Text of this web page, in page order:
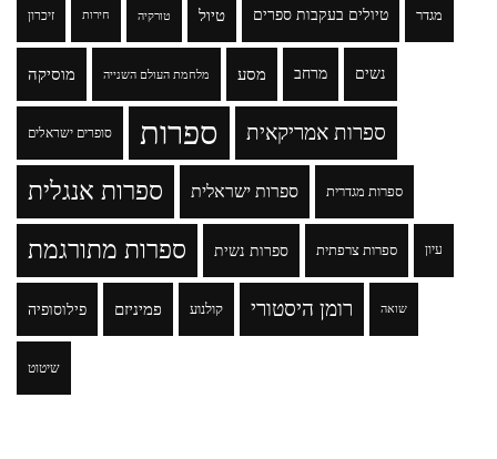
זיכרון חירות טורקיה טיול טיולים בעקבות ספרים מגדר
מוסיקה מלחמת העולם השנייה מסע מרחב נשים
סופרים ישראלים ספרות ספרות אמריקאית
ספרות אנגלית ספרות ישראלית ספרות מגדרית
ספרות מתורגמת ספרות נשית ספרות צרפתית עיון
פילוסופיה פמיניזם קולנוע רומן היסטורי שואה
שיטוט